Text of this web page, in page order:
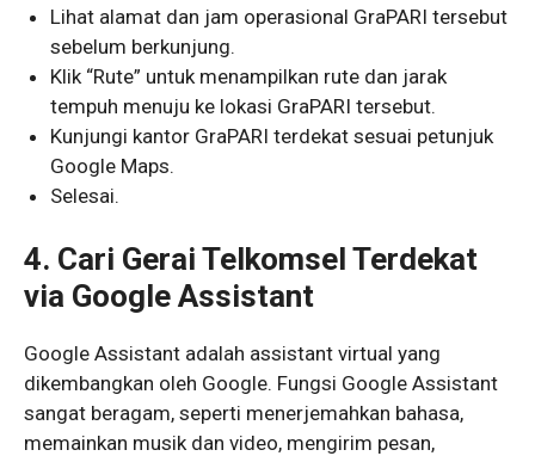
Lihat alamat dan jam operasional GraPARI tersebut
sebelum berkunjung.
Klik “Rute” untuk menampilkan rute dan jarak
tempuh menuju ke lokasi GraPARI tersebut.
Kunjungi kantor GraPARI terdekat sesuai petunjuk
Google Maps.
Selesai.
4. Cari Gerai Telkomsel Terdekat
via Google Assistant
Google Assistant adalah assistant virtual yang
dikembangkan oleh Google. Fungsi Google Assistant
sangat beragam, seperti menerjemahkan bahasa,
memainkan musik dan video, mengirim pesan,